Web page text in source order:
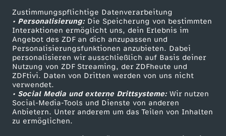
Zustimmungspflichtige Datenverarbeitung
• Personalisierung:Die Speicherung von bestimmten
Interaktionen ermöglicht uns, dein Erlebnis im
Angebot des ZDF an dich anzupassen und
Personalisierungsfunktionen anzubieten. Dabei
personalisieren wir ausschließlich auf Basis deiner
Nutzung von ZDF Streaming, der ZDFheute und
ZDFtivi. Daten von Dritten werden von uns nicht
verwendet.
• Social Media und externe Drittsysteme:Wir nutzen
Social-Media-Tools und Dienste von anderen
Anbietern. Unter anderem um das Teilen von Inhalten
zu ermöglichen.
Livestreams
Sendungen A-Z
TV-Programm
Zuschauerservice
Hilfe
ZDF Unternehmen
Karriere